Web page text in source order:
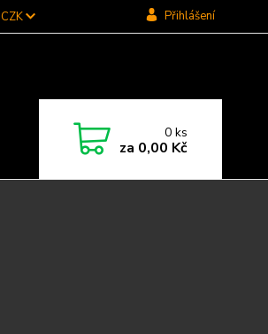
CZK Přihlášení
0ks
za 0,00 Kč